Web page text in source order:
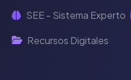
SEE - Sistema Experto
Recursos Digitales